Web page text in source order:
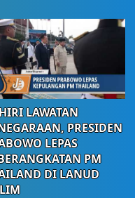
LAWATAN
PRESIDEN
LEPAS
PM
DI LANUD